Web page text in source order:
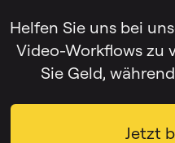
Helfen Sie uns bei
Video-Workflows zu
Sie Geld,
Jetzt